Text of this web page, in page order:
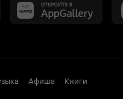
Афиша Книги